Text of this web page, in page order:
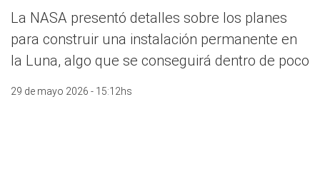
La NASA presentó detalles sobre los planes
para construir una instalación permanente en
la Luna, algo que se conseguirá dentro de poco
29 de mayo 2026 - 15:12hs